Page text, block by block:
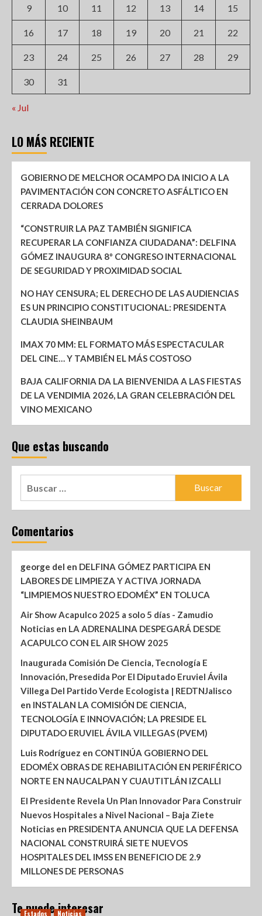
9 10 11 12 13 14 15
16 17 18 19 20 21 22
23 24 25 26 27 28 29
30 31
« Jul
LO MÁS RECIENTE
GOBIERNO DE MELCHOR OCAMPO DA INICIO A LA
PAVIMENTACIÓN CON CONCRETO ASFÁLTICO EN
CERRADA DOLORES
“CONSTRUIR LA PAZ TAMBIÉN SIGNIFICA
RECUPERAR LA CONFIANZA CIUDADANA”: DELFINA
GÓMEZ INAUGURA 8º CONGRESO INTERNACIONAL
DE SEGURIDAD Y PROXIMIDAD SOCIAL
NO HAY CENSURA; EL DERECHO DE LAS AUDIENCIAS
ES UN PRINCIPIO CONSTITUCIONAL: PRESIDENTA
CLAUDIA SHEINBAUM
IMAX 70 MM: EL FORMATO MÁS ESPECTACULAR
DEL CINE… Y TAMBIÉN EL MÁS COSTOSO
BAJA CALIFORNIA DA LA BIENVENIDA A LAS FIESTAS
DE LA VENDIMIA 2026, LA GRAN CELEBRACIÓN DEL
VINO MEXICANO
Que estas buscando
Comentarios
george del en DELFINA GÓMEZ PARTICIPA EN
LABORES DE LIMPIEZA Y ACTIVA JORNADA
“LIMPIEMOS NUESTRO EDOMÉX” EN TOLUCA
Air Show Acapulco 2025 a solo 5 días - Zamudio
Noticias en LA ADRENALINA DESPEGARÁ DESDE
ACAPULCO CON EL AIR SHOW 2025
Inaugurada Comisión De Ciencia, Tecnología E
Innovación, Presedida Por El Diputado Eruviel Ávila
Villega Del Partido Verde Ecologista | REDTNJalisco
en INSTALAN LA COMISIÓN DE CIENCIA,
TECNOLOGÍA E INNOVACIÓN; LA PRESIDE EL
DIPUTADO ERUVIEL ÁVILA VILLEGAS (PVEM)
Luis Rodríguez en CONTINÚA GOBIERNO DEL
EDOMÉX OBRAS DE REHABILITACIÓN EN PERIFÉRICO
NORTE EN NAUCALPAN Y CUAUTITLÁN IZCALLI
El Presidente Revela Un Plan Innovador Para Construir
Nuevos Hospitales a Nivel Nacional – Baja Ziete
Noticias en PRESIDENTA ANUNCIA QUE LA DEFENSA
NACIONAL CONSTRUIRÁ SIETE NUEVOS
HOSPITALES DEL IMSS EN BENEFICIO DE 2.9
MILLONES DE PERSONAS
Te puede interesar
Estados Noticias